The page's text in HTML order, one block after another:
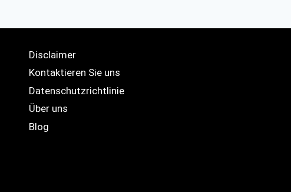
Disclaimer
Kontaktieren Sie uns
Datenschutzrichtlinie
Über uns
Blog